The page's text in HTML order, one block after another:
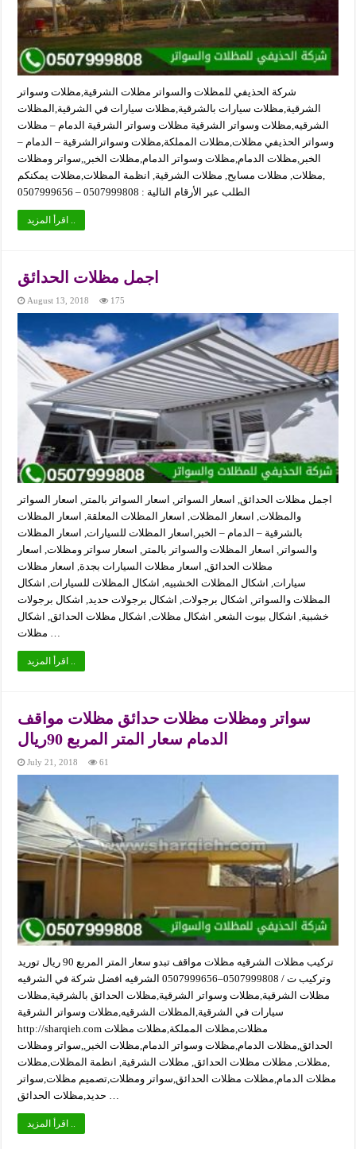
شركة الحذيفي للمظلات والسواتر مظلات الشرقية,مظلات وسواتر
الشرقية,مظلات سيارات بالشرقية,مظلات سيارات في الشرقية,المظلات
الشرقيه,مظلات وسواتر الشرقية مظلات وسواتر الشرقية الدمام – مظلات
وسواتر الحذيفي مظلات,مظلات المملكة,مظلات وسواترالشرقية – الدمام –
الخبر,مظلات الدمام,مظلات وسواتر الدمام,مظلات الخبر,,سواتر ومظلات
,مظلات, مظلات مسابح, مظلات الشرقية, انظمة المظلات,مظلات يمكنكم
الطلب عبر الأرقام التالية : 0507999808 – 0507999656
اجمل مظلات الحدائق
August 13, 2018 175
اجمل مظلات الحدائق, اسعار السواتر, اسعار السواتر بالمتر, اسعار السواتر
والمظلات, اسعار المظلات, اسعار المظلات المعلقة, اسعار المظلات
بالشرقية – الدمام – الخبر,اسعار المظلات للسيارات, اسعار المظلات
والسواتر, اسعار المظلات والسواتر بالمتر, اسعار سواتر ومظلات, اسعار
مظلات الحدائق, اسعار مظلات السيارات بجدة, اسعار مظلات
سيارات, اشكال المظلات الخشبيه, اشكال المظلات للسيارات, اشكال
المظلات والسواتر, اشكال برجولات, اشكال برجولات حديد, اشكال برجولات
خشبية, اشكال بيوت الشعر, اشكال مظلات, اشكال مظلات الحدائق, اشكال
مظلات …
اقرأ المزيد ..
سواتر ومظلات مظلات حدائق مظلات مواقف
الدمام سعار المتر المربع 90ريال
July 21, 2018 61
تركيب مظلات الشرقيه مظلات مواقف تبدو سعار المتر المربع 90 ريال توريد
وتركيب ت / 0507999808–0507999656 الشرقيه افضل شركة في الشرقيه
مظلات الشرقية,مظلات وسواتر الشرقية,مظلات الحدائق بالشرقية,مظلات
سيارات في الشرقية,المظلات الشرقيه,مظلات وسواتر الشرقية
http://sharqieh.com مظلات,مظلات المملكة,مظلات مظلات
الحدائق,مظلات الدمام,مظلات وسواتر الدمام,مظلات الخبر,,سواتر ومظلات
,مظلات, مظلات مظلات الحدائق, مظلات الشرقية, انظمة المظلات,مظلات
مظلات الدمام,مظلات مظلات الحدائق,سواتر ومظلات,تصميم مظلات,سواتر
حديد,مظلات الحدائق …
اقرأ المزيد ..